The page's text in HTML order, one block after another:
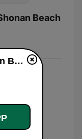
Beach
湘南ビーチFM (Shonan Beach FM) en vivo